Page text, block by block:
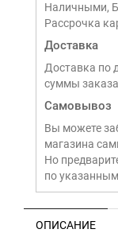
Наличными,
Рассрочка
Доставка
Доставка по
суммы
Самовывоз
Вы можете
магазина
Но
по
ОПИСАНИЕ